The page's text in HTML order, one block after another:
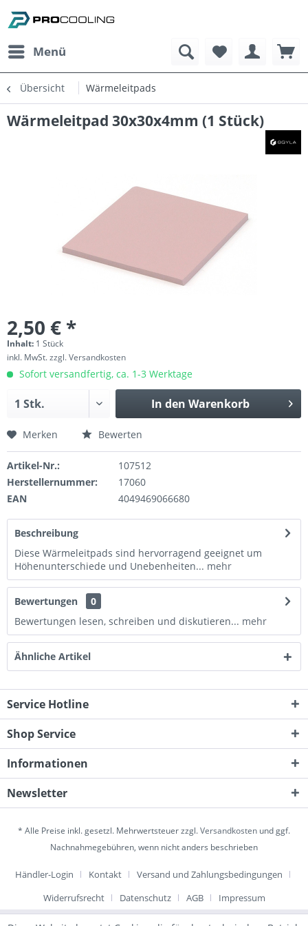
Menü
Übersicht Wärmeleitpads
Wärmeleitpad 30x30x4mm (1 Stück)
2,50 € *
Inhalt: 1 Stück
inkl. MwSt.zzgl. Versandkosten
Sofort versandfertig, ca. 1-3 Werktage
In den Warenkorb
Merken Bewerten
Artikel-Nr.:
107512
Herstellernummer:
17060
EAN
4049469066680
Beschreibung
Diese Wärmeleitpads sind hervorragend geeignet um
Höhenunterschiede und Unebenheiten... mehr
Bewertungen
0
Bewertungen lesen, schreiben und diskutieren... mehr
Ähnliche Artikel
Service Hotline
Shop Service
Informationen
Newsletter
* Alle Preise inkl. gesetzl. Mehrwertsteuer zzgl.Versandkosten und ggf.
Nachnahmegebühren, wenn nicht anders beschrieben
Händler-Login Kontakt
Versand und Zahlungsbedingungen
Widerrufsrecht
Datenschutz AGB Impressum